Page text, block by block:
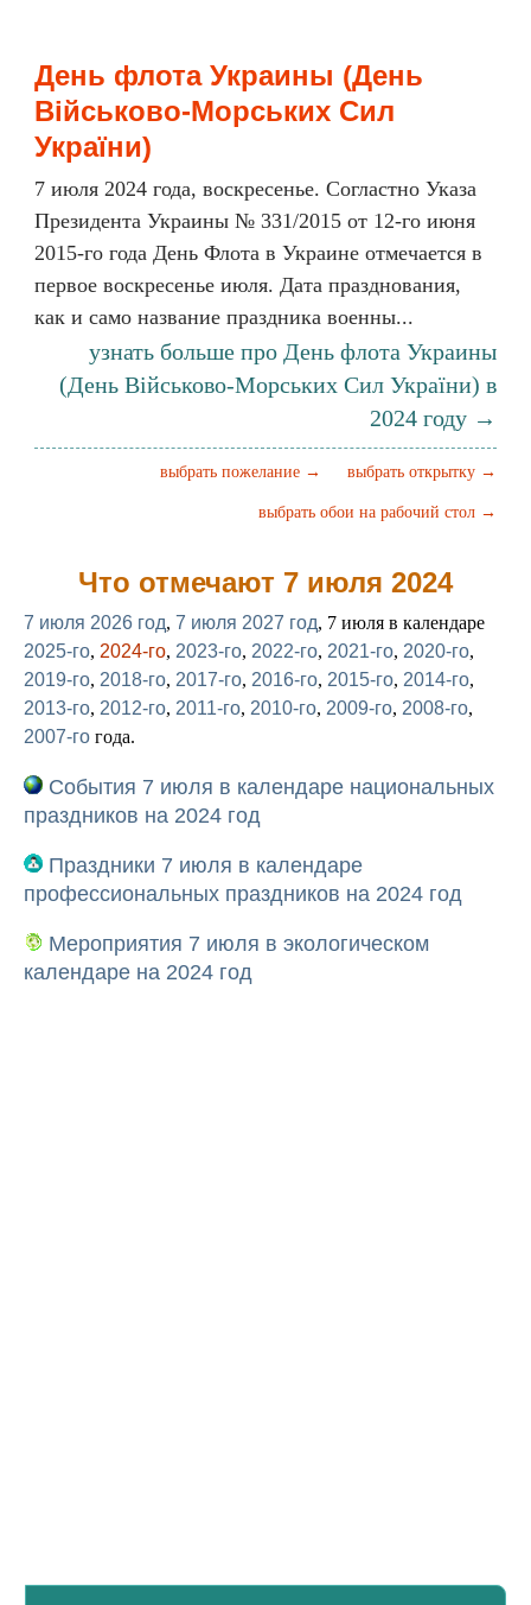
День флота Украины (День
Військово-Морських Сил
України)
7 июля 2024 года, воскресенье. Согластно Указа
Президента Украины № 331/2015 от 12-го июня
2015-го года День Флота в Украине отмечается в
первое воскресенье июля. Дата празднования,
как и само название праздника военны...
узнать больше про День флота Украины
(День Військово-Морських Сил України) в
2024 году →
выбрать открытку →
выбрать пожелание →
выбрать обои на рабочий стол →
Что отмечают 7 июля 2024
7 июля 2026 год, 7 июля 2027 год, 7 июля в календаре
2025-го, 2024-го, 2023-го, 2022-го, 2021-го, 2020-го,
2019-го, 2018-го, 2017-го, 2016-го, 2015-го, 2014-го,
2013-го, 2012-го, 2011-го, 2010-го, 2009-го, 2008-го,
2007-го года.
События 7 июля в календаре национальных
праздников на 2024 год
Праздники 7 июля в календаре
профессиональных праздников на 2024 год
Мероприятия 7 июля в экологическом
календаре на 2024 год